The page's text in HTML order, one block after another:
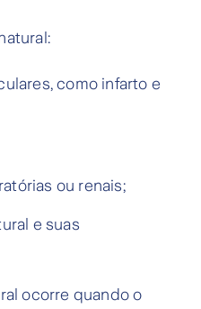
como infarto e
ou renais;
e suas
ocorre quando o